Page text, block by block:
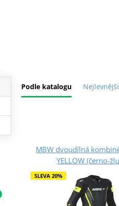
Podle katalogu Nejlevnější
MBW dvoudílná
YELLOW (černo-
SLEVA 20%